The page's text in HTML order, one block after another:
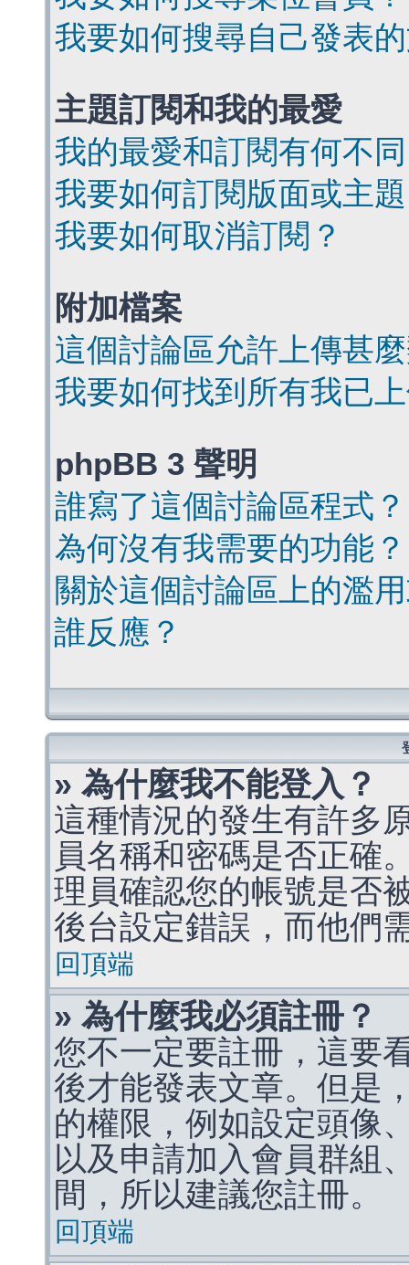
我要如何搜尋自己發表
主題訂閱和我的最愛
我的最愛和訂閱有何不
我要如何訂閱版面或主
我要如何取消訂閱？
附加檔案
這個討論區允許上傳甚
我要如何找到所有我已
phpBB 3 聲明
誰寫了這個討論區程式？
為何沒有我需要的功能？
關於這個討論區上的濫
誰反應？
» 為什麼我不能登入？
這種情況的發生有許多
員名稱和密碼是否正確
理員確認您的帳號是否
後台設定錯誤，而他們
回頂端
» 為什麼我必須註冊？
您不一定要註冊，這要
後才能發表文章。但是
的權限，例如設定頭像
以及申請加入會員群組
間，所以建議您註冊。
回頂端